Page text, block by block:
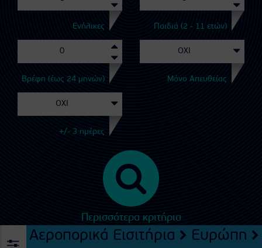
Ενήλικες Παιδιά (2 - 11 ετών)
Βρέφη (έως 24 μηνών) Μόνο Απευθείας
+/- 3 ημέρες
Περισσότερα κριτήρια
Αεροπορικά Εισιτήρια
Ευρώπη